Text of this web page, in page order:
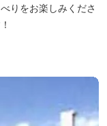
りをお楽しみくださ